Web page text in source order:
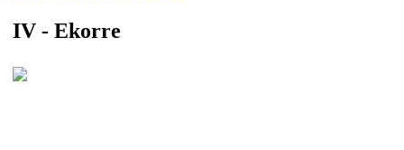
IV - Ekorre